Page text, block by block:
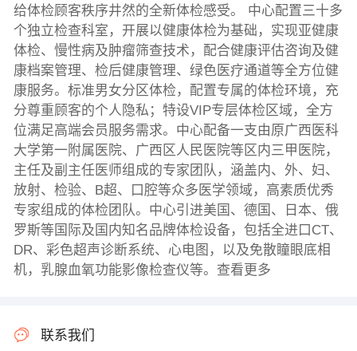
给体检顾客秩序井然的全新体检感受。 中心配置三十多
个独立检查科室，开展以健康体检为基础，实现亚健康
体检、慢性病及肿瘤筛查技术，配合健康评估咨询及健
康档案管理、检后健康管理、绿色医疗通道等全方位健
康服务。标准男女分区体检，配置专属的体检环境，充
分尊重顾客的个人隐私；特设VIP专层体检区域，全方
位满足高端会员服务需求。中心配备一支由原广西医科
大学第一附属医院、广西区人民医院等区内三甲医院，
主任及副主任医师组成的专家团队，涵盖内、外、妇、
放射、检验、B超、口腔等众多医学领域，高素质优秀
专家组成的体检团队。中心引进美国、德国、日本、俄
罗斯等国际及国内知名品牌体检设备，包括全进口CT、
DR、彩色超声诊断系统、心电图，以及免散瞳眼底相
机，乳腺血氧功能影像检查仪等。查看更多
联系我们